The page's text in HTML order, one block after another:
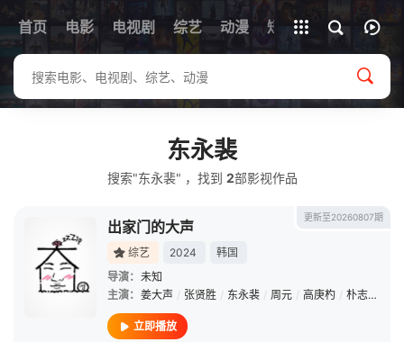
首页 电影 电视剧 综艺 动漫 短剧
全部影片
东永裴
搜索"东永裴" ，找到 2部影视作品
更新至20260807期
出家门的大声
综艺 2024
韩国
导演： 未知
主演： 姜大声 / 张贤胜 / 东永裴 / 周元 / 高庚杓 / 朴志妍
立即播放